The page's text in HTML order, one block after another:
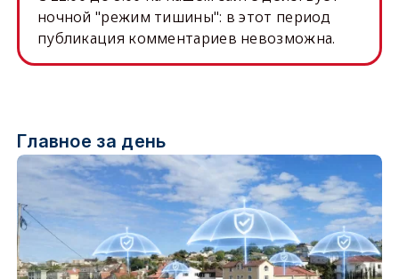
ночной "режим тишины": в этот период
публикация комментариев невозможна.
Главное за день